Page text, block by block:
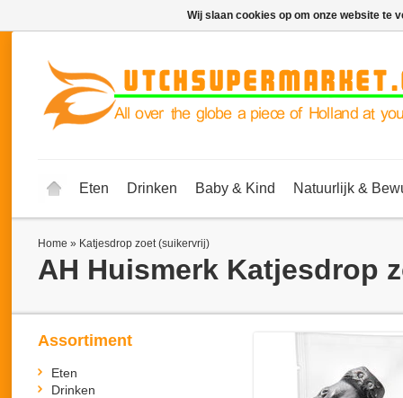
Eten Drinken Baby & Kind Natuurlijk &
Home » Katjesdrop zoet (suikervrij)
AH Huismerk Katjesdrop
Assortiment
Eten
Drinken
Wij slaan cookies op om onze website te